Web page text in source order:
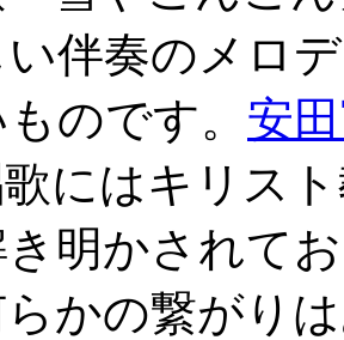
伴奏のメロ
のです。 安
にはキリス
明かされて
かの繋がり